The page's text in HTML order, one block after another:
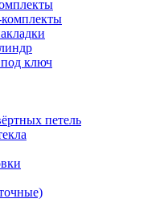
ключ
петель